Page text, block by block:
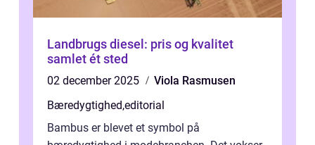
Landbrugs diesel: pris og kvalitet
samlet ét sted
02 december 2025
Viola Rasmusen
Bæredygtighed,editorial
Bambus er blevet et symbol på